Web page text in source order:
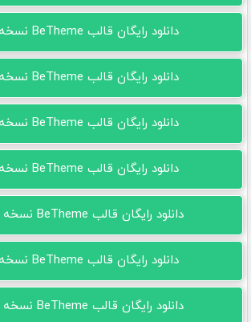
دانلود رایگان قالب BeTheme نسخه 27.2.5
دانلود رایگان قالب BeTheme نسخه 27.2.4
دانلود رایگان قالب BeTheme نسخه 27.2.3
دانلود رایگان قالب BeTheme نسخه 27.2.2
دانلود رایگان قالب BeTheme نسخه 27.1.6.1
دانلود رایگان قالب BeTheme نسخه 27.1.6
دانلود رایگان قالب BeTheme نسخه 27.1.5.1